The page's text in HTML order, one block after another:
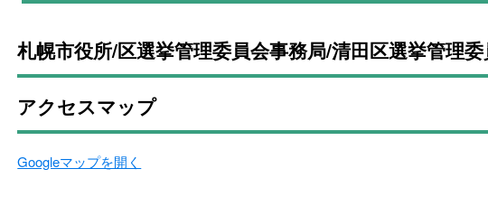
札幌市役所/区選挙管理委員会事務局/清田区選挙管理
アクセスマップ
Googleマップを開く